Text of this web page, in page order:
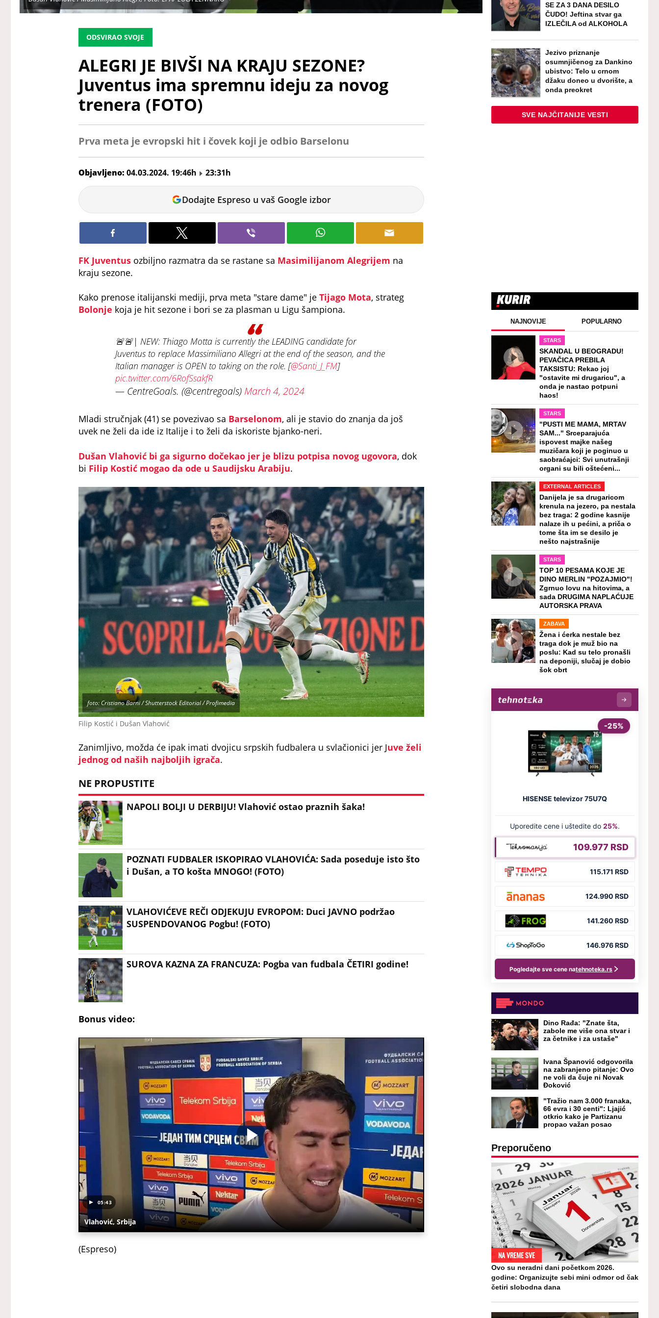
ODSVIRAO SVOJE
ALEGRI JE BIVŠI NA KRAJU SEZONE?
Juventus ima spremnu ideju za novog
trenera (FOTO)
Prva meta je evropski hit i čovek koji je odbio Barselonu
Objavljeno: 04.03.2024. 19:46h
23:31h
Veljko
Petrovic
Dodajte Espreso u vaš Google izbor
FK Juventus ozbiljno razmatra da se rastane sa Masimilijanom Alegrijem na
kraju sezone.
Kako prenose italijanski mediji, prva meta "stare dame" je Tijago Mota, strateg
Bolonje koja je hit sezone i bori se za plasman u Ligu šampiona.
🚨🚨| NEW: Thiago Motta is currently the LEADING candidate for
Juventus to replace Massimiliano Allegri at the end of the season, and the
Italian manager is OPEN to taking on the role. [@Santi_J_FM]
pic.twitter.com/6RofSsakfR
— CentreGoals. (@centregoals) March 4, 2024
Mladi stručnjak (41) se povezivao sa Barselonom, ali je stavio do znanja da još
uvek ne želi da ide iz Italije i to želi da iskoriste bjanko-neri.
Dušan Vlahović bi ga sigurno dočekao jer je blizu potpisa novog ugovora, dok
bi Filip Kostić mogao da ode u Saudijsku Arabiju.
Filip Kostić i Dušan Vlahović
foto: Cristiano Barni / Shutterstock Editorial / Profimedia
Zanimljivo, možda će ipak imati dvojicu srpskih fudbalera u svlačionici jer Juve želi
jednog od naših najboljih igrača.
NE PROPUSTITE
NAPOLI BOLJI U DERBIJU! Vlahović ostao praznih šaka!
POZNATI FUDBALER ISKOPIRAO VLAHOVIĆA: Sada poseduje isto što
i Dušan, a TO košta MNOGO! (FOTO)
VLAHOVIĆEVE REČI ODJEKUJU EVROPOM: Duci JAVNO podržao
SUSPENDOVANOG Pogbu! (FOTO)
SUROVA KAZNA ZA FRANCUZA: Pogba van fudbala ČETIRI godine!
Bonus video:
05:43
Vlahović, Srbija
(Espreso)
SE ZA 3 DANA DESILO
ČUDO! Jeftina stvar ga
IZLEČILA od ALKOHOLA
Jezivo priznanje
osumnjičenog za Dankino
ubistvo: Telo u crnom
džaku doneo u dvorište, a
onda preokret
SVE NAJČITANIJE VESTI
NAJNOVIJE POPULARNO
STARS
SKANDAL U BEOGRADU!
PEVAČICA PREBILA
TAKSISTU: Rekao joj
"ostavite mi drugaricu", a
onda je nastao potpuni
haos!
STARS
"PUSTI ME MAMA, MRTAV
SAM..." Srceparajuća
ispovest majke našeg
muzičara koji je poginuo u
saobraćajci: Svi unutrašnji
organi su bili oštećeni...
EXTERNAL ARTICLES
Danijela je sa drugaricom
krenula na jezero, pa nestala
bez traga: 2 godine kasnije
nalaze ih u pećini, a priča o
tome šta im se desilo je
nešto najstrašnije
STARS
TOP 10 PESAMA KOJE JE
DINO MERLIN "POZAJMIO"!
Zgrnuo lovu na hitovima, a
sada DRUGIMA NAPLAĆUJE
AUTORSKA PRAVA
ZABAVA
Žena i ćerka nestale bez
traga dok je muž bio na
poslu: Kad su telo pronašli
na deponiji, slučaj je dobio
šok obrt
Dino Rađa: "Znate šta,
zabole me više ona stvar i
za četnike i za ustaše"
Ivana Španović odgovorila
na zabranjeno pitanje: Ovo
ne voli da čuje ni Novak
Đoković
"Tražio nam 3.000 franaka,
66 evra i 30 centi": Ljajić
otkrio kako je Partizanu
propao važan posao
Preporučeno
NA VREME SVE
Ovo su neradni dani početkom 2026.
godine: Organizujte sebi mini odmor od čak
četiri slobodna dana